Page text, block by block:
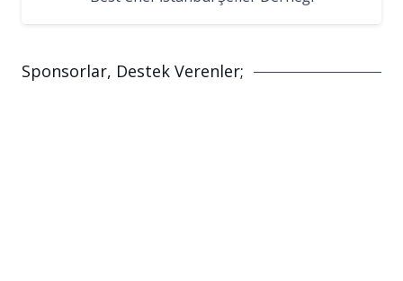
Sponsorlar, Destek Verenler;